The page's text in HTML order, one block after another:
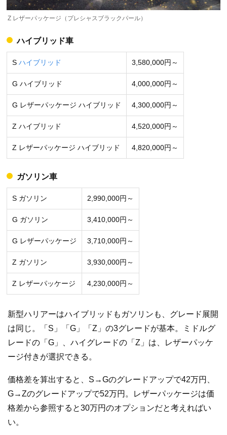
Z レザーパッケージ（プレシャスブラックパール）
ハイブリッド車
S ハイブリッド 3,580,000円～
G ハイブリッド 4,000,000円～
G レザーパッケージ ハイブリッド 4,300,000円～
Z ハイブリッド 4,520,000円～
Z レザーパッケージ ハイブリッド 4,820,000円～
ガソリン車
S ガソリン 2,990,000円～
G ガソリン 3,410,000円～
G レザーパッケージ 3,710,000円～
Z ガソリン 3,930,000円～
Z レザーパッケージ 4,230,000円～
新型ハリアーはハイブリッドもガソリンも、グレード展開
は同じ。「S」「G」「Z」の3グレードが基本。ミドルグ
レードの「G」、ハイグレードの「Z」は、レザーパッケ
ージ付きが選択できる。
価格差を算出すると、S→Gのグレードアップで42万円、
G→Zのグレードアップで52万円。レザーパッケージは価
格差から参照すると30万円のオプションだと考えればい
い。